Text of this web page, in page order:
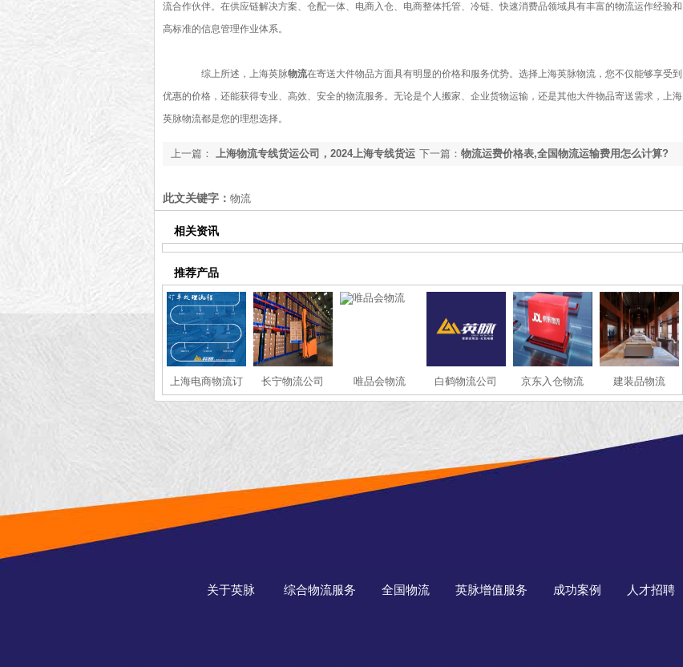
流合作伙伴。在供应链解决方案、仓配一体、电商入仓、电商整体托管、冷链、快速消费品领域具有丰富的物流运作经验和
高标准的信息管理作业体系。
综上所述，上海英脉物流在寄送大件物品方面具有明显的价格和服务优势。选择上海英脉物流，您不仅能够享受到
优惠的价格，还能获得专业、高效、安全的物流服务。无论是个人搬家、企业货物运输，还是其他大件物品寄送需求，上海
英脉物流都是您的理想选择。
下一篇： 物流运费价格表,全国物流运输费用怎么计算?
上一篇： 上海物流专线货运公司，2024上海专线货运
此文关键字： 物流
相关资讯
推荐产品
上海电商物流订
单处理
长宁物流公司 唯品会物流 白鹤物流公司 京东入仓物流 建装品物流
关于英脉 综合物流服务 全国物流 英脉增值服务 成功案例 人才招聘